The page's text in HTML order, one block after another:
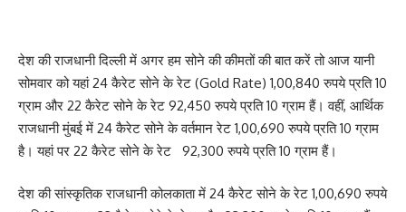
देश की राजधानी दिल्ली में अगर हम सोने की कीमतों की बात करें तो आज यानी
सोमवार को यहां 24 कैरेट सोने के रेट (Gold Rate) 1,00,840 रुपये प्रति 10
ग्राम और 22 कैरेट सोने के रेट 92,450 रुपये प्रति 10 ग्राम हैं। वहीं, आर्थिक
राजधानी मुंबई में 24 कैरेट सोने के वर्तमान रेट 1,00,690 रुपये प्रति 10 ग्राम
है। यहां पर 22 कैरेट सोने के रेट 92,300 रुपये प्रति 10 ग्राम हैं।
देश की सांस्कृतिक राजधानी कोलकाता में 24 कैरेट सोने के रेट 1,00,690 रुपये